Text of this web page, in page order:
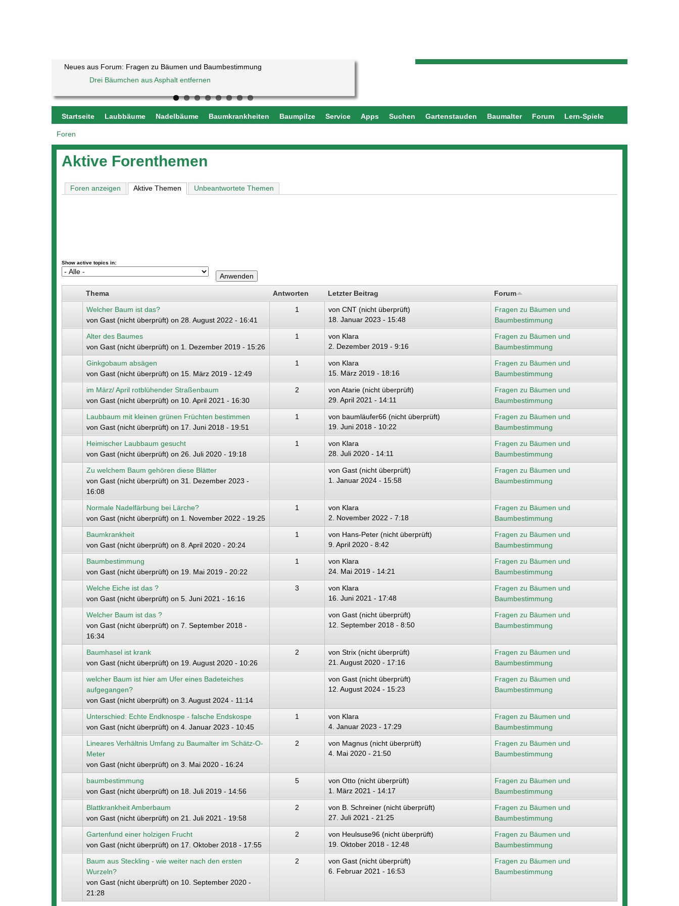
Neues aus Forum: Fragen zu Bäumen und Baumbestimmung
Drei Bäumchen aus Asphalt entfernen
Kugelahorn Globosum Krone beschädigt
Baumkrankheiten
Sauerkirschbaum noch zu retten?
Haselnuss verliert alle Blätter
welcher Baum ist hier am Ufer eines Badeteiches aufgegangen?
Baumbestimmung
Buche - Rinde blättert ab
Startseite Laubbäume Nadelbäume Baumkrankheiten Baumpilze Service Apps Suchen Gartenstauden Baumalter Forum Lern-Spiele
hier
Foren
Aktive Forenthemen
Foren anzeigen Aktive Themen (aktiver Reiter)
Unbeantwortete Themen
Show active topics in:
Thema Antworten Letzter Beitrag
Forum
Welcher Baum ist das?
von Gast (nicht überprüft) on 28. August 2022 - 16:41
1 von CNT (nicht überprüft)
18. Januar 2023 - 15:48
Fragen zu Bäumen und
Baumbestimmung
Alter des Baumes
von Gast (nicht überprüft) on 1. Dezember 2019 - 15:26
1 von Klara
2. Dezember 2019 - 9:16
Fragen zu Bäumen und
Baumbestimmung
Ginkgobaum absägen
von Gast (nicht überprüft) on 15. März 2019 - 12:49
1 von Klara
15. März 2019 - 18:16
Fragen zu Bäumen und
Baumbestimmung
im März/ April rotblühender Straßenbaum
von Gast (nicht überprüft) on 10. April 2021 - 16:30
2 von Atarie (nicht überprüft)
29. April 2021 - 14:11
Fragen zu Bäumen und
Baumbestimmung
Laubbaum mit kleinen grünen Früchten bestimmen
von Gast (nicht überprüft) on 17. Juni 2018 - 19:51
1 von baumläufer66 (nicht überprüft)
19. Juni 2018 - 10:22
Fragen zu Bäumen und
Baumbestimmung
Heimischer Laubbaum gesucht
von Gast (nicht überprüft) on 26. Juli 2020 - 19:18
1 von Klara
28. Juli 2020 - 14:11
Fragen zu Bäumen und
Baumbestimmung
Zu welchem Baum gehören diese Blätter
von Gast (nicht überprüft) on 31. Dezember 2023 -
16:08
von Gast (nicht überprüft)
1. Januar 2024 - 15:58
Fragen zu Bäumen und
Baumbestimmung
Normale Nadelfärbung bei Lärche?
von Gast (nicht überprüft) on 1. November 2022 - 19:25
1 von Klara
2. November 2022 - 7:18
Fragen zu Bäumen und
Baumbestimmung
Baumkrankheit
von Gast (nicht überprüft) on 8. April 2020 - 20:24
1 von Hans-Peter (nicht überprüft)
9. April 2020 - 8:42
Fragen zu Bäumen und
Baumbestimmung
Baumbestimmung
von Gast (nicht überprüft) on 19. Mai 2019 - 20:22
1 von Klara
24. Mai 2019 - 14:21
Fragen zu Bäumen und
Baumbestimmung
Welche Eiche ist das ?
von Gast (nicht überprüft) on 5. Juni 2021 - 16:16
3 von Klara
16. Juni 2021 - 17:48
Fragen zu Bäumen und
Baumbestimmung
Welcher Baum ist das ?
von Gast (nicht überprüft) on 7. September 2018 -
16:34
von Gast (nicht überprüft)
12. September 2018 - 8:50
Fragen zu Bäumen und
Baumbestimmung
Baumhasel ist krank
von Gast (nicht überprüft) on 19. August 2020 - 10:26
2 von Strix (nicht überprüft)
21. August 2020 - 17:16
Fragen zu Bäumen und
Baumbestimmung
welcher Baum ist hier am Ufer eines Badeteiches
aufgegangen?
von Gast (nicht überprüft) on 3. August 2024 - 11:14
von Gast (nicht überprüft)
12. August 2024 - 15:23
Fragen zu Bäumen und
Baumbestimmung
Unterschied: Echte Endknospe - falsche Endskospe
von Gast (nicht überprüft) on 4. Januar 2023 - 10:45
1 von Klara
4. Januar 2023 - 17:29
Fragen zu Bäumen und
Baumbestimmung
Lineares Verhältnis Umfang zu Baumalter im Schätz-O-
Meter
von Gast (nicht überprüft) on 3. Mai 2020 - 16:24
2 von Magnus (nicht überprüft)
4. Mai 2020 - 21:50
Fragen zu Bäumen und
Baumbestimmung
baumbestimmung
von Gast (nicht überprüft) on 18. Juli 2019 - 14:56
5 von Otto (nicht überprüft)
1. März 2021 - 14:17
Fragen zu Bäumen und
Baumbestimmung
Blattkrankheit Amberbaum
von Gast (nicht überprüft) on 21. Juli 2021 - 19:58
2 von B. Schreiner (nicht überprüft)
27. Juli 2021 - 21:25
Fragen zu Bäumen und
Baumbestimmung
Gartenfund einer holzigen Frucht
von Gast (nicht überprüft) on 17. Oktober 2018 - 17:55
2 von Heulsuse96 (nicht überprüft)
19. Oktober 2018 - 12:48
Fragen zu Bäumen und
Baumbestimmung
Baum aus Steckling - wie weiter nach den ersten
Wurzeln?
von Gast (nicht überprüft) on 10. September 2020 -
21:28
2 von Gast (nicht überprüft)
6. Februar 2021 - 16:53
Fragen zu Bäumen und
Baumbestimmung